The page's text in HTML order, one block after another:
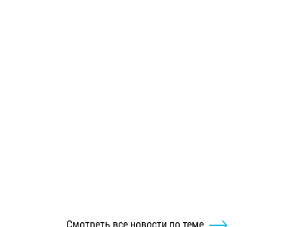
Смотреть все новости по теме